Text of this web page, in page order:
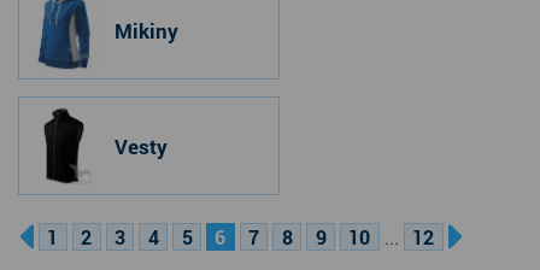
Mikiny
Vesty
1 2 3 4 5 6 7 8 9 10 ... 12